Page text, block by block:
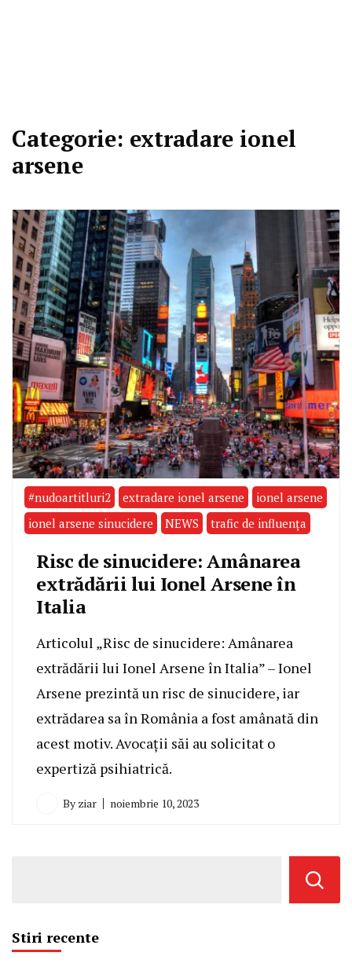
Categorie: extradare ionel
arsene
#nudoartitluri2 extradare ionel arsene
ionel arsene
ionel arsene sinucidere
NEWS trafic de influența
Risc de sinucidere: Amânarea
extrădării lui Ionel Arsene în
Italia
Articolul „Risc de sinucidere: Amânarea
extrădării lui Ionel Arsene în Italia” – Ionel
Arsene prezintă un risc de sinucidere, iar
extrădarea sa în România a fost amânată din
acest motiv. Avocații săi au solicitat o
expertiză psihiatrică.
By ziar noiembrie 10, 2023
Stiri recente